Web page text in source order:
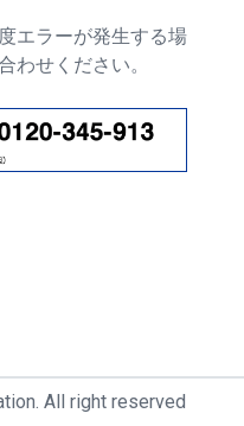
エラーが発生する場
わせください。
All right reserved